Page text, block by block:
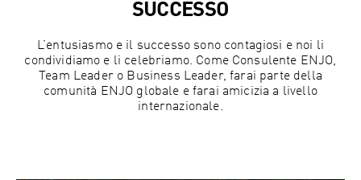
SUCCESSO
L’entusiasmo e il successo sono contagiosi e noi li
condividiamo e li celebriamo. Come Consulente ENJO,
Team Leader o Business Leader, farai parte della
comunità ENJO globale e farai amicizia a livello
internazionale.